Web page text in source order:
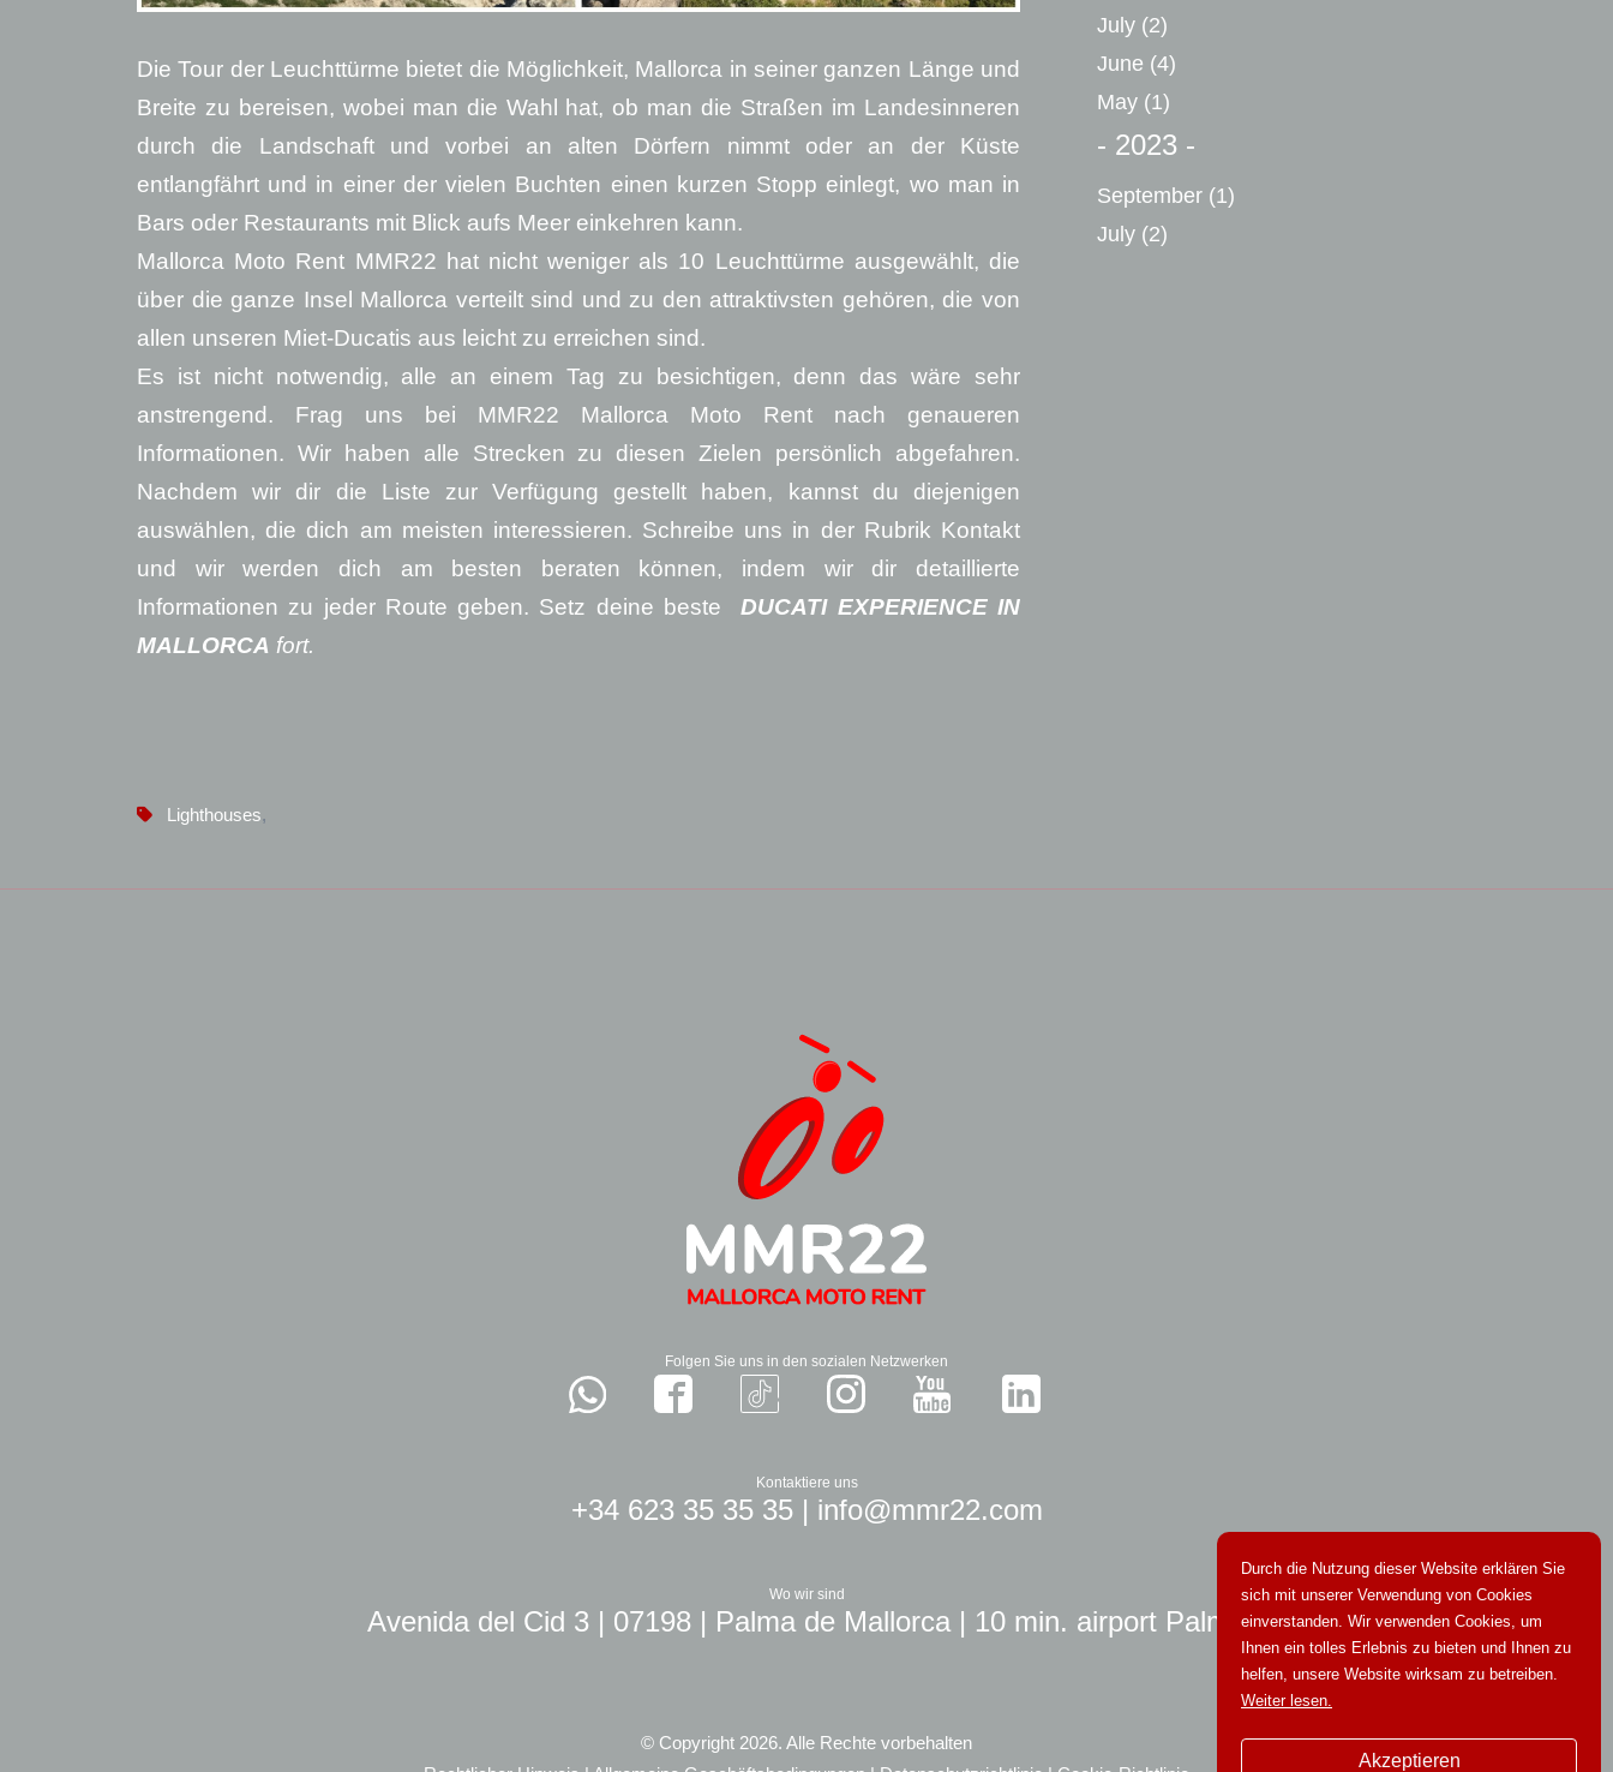
Die Tour der Leuchttürme bietet die Möglichkeit, Mallorca in seiner ganzen Länge und
Breite zu bereisen, wobei man die Wahl hat, ob man die Straßen im Landesinneren
durch die Landschaft und vorbei an alten Dörfern nimmt oder an der Küste
entlangfährt und in einer der vielen Buchten einen kurzen Stopp einlegt, wo man in
Bars oder Restaurants mit Blick aufs Meer einkehren kann.
Mallorca Moto Rent MMR22 hat nicht weniger als 10 Leuchttürme ausgewählt, die
über die ganze Insel Mallorca verteilt sind und zu den attraktivsten gehören, die von
allen unseren Miet-Ducatis aus leicht zu erreichen sind.
Es ist nicht notwendig, alle an einem Tag zu besichtigen, denn das wäre sehr
anstrengend. Frag uns bei MMR22 Mallorca Moto Rent nach genaueren
Informationen. Wir haben alle Strecken zu diesen Zielen persönlich abgefahren.
Nachdem wir dir die Liste zur Verfügung gestellt haben, kannst du diejenigen
auswählen, die dich am meisten interessieren. Schreibe uns in der Rubrik Kontakt
und wir werden dich am besten beraten können, indem wir dir detaillierte
Informationen zu jeder Route geben. Setz deine besteDUCATI EXPERIENCE IN
MALLORCA fort.
Lighthouses,
July (2)
June (4)
May (1)
- 2023 -
September (1)
July (2)
Folgen Sie uns in den sozialen Netzwerken
Kontaktiere uns
+34 623 35 35 35| info@mmr22.com
Wo wir sind
Avenida del Cid 3 | 07198 | Palma de Mallorca | 10 min. airport Palma
© Copyright 2026. Alle Rechte vorbehalten
Durch die Nutzung dieser Website erklären Sie
sich mit unserer Verwendung von Cookies
einverstanden. Wir verwenden Cookies, um
Ihnen ein tolles Erlebnis zu bieten und Ihnen zu
helfen, unsere Website wirksam zu betreiben.
Weiter lesen.
Akzeptieren